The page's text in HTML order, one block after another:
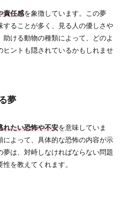
責任感を象徴しています。この夢
することが多く、見る人の優しさや
ける動物の種類によって、どのよ
ヒントも隠されているかもしれませ
夢
れたい恐怖や不安を意味していま
よって、具体的な恐怖の内容が示
は、対峙しなければならない問題
を教えてくれます。